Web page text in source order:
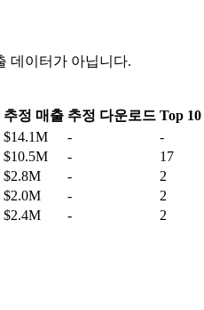
데이터가 아닙니다.
추정 매출 추정 다운로드 Top
$14.1M - -
$10.5M - 17
$2.8M - 2
$2.0M - 2
$2.4M - 2